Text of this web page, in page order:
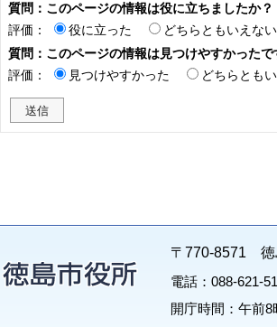
質問：このページの情報は役に立ちましたか？
評価：
役に立った どちらともいえない
質問：このページの情報は見つけやすかったで
評価：
見つけやすかった どちらとも
〒770-8571 徳
電話：088-621-
開庁時間：午前